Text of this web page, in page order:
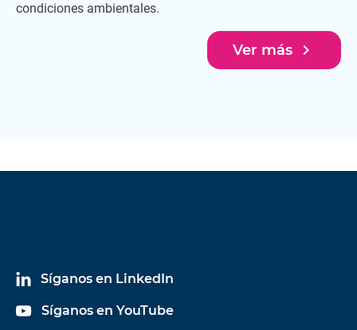
condiciones ambientales.
Ver más navigate_next
Síganos en LinkedIn
Síganos en YouTube